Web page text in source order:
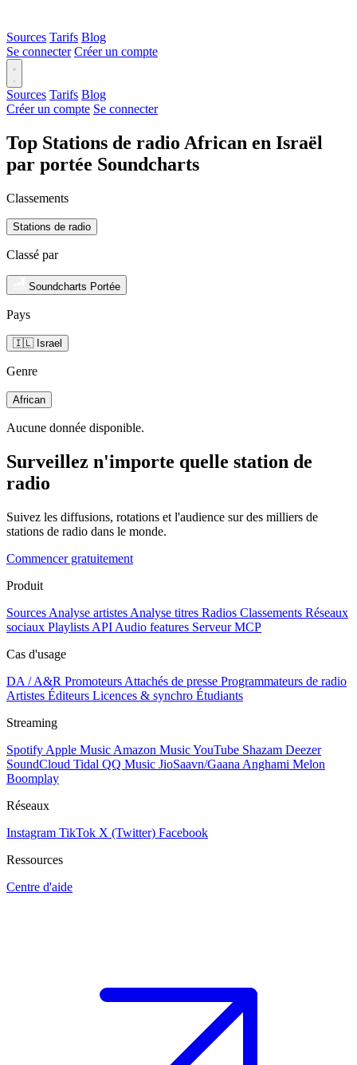
Sources Tarifs Blog
Se connecter Créer un compte
Sources Tarifs Blog
Créer un compte Se connecter
Top Stations de radio African en Israël
par portée Soundcharts
Classements
Stations de radio
Classé par
Soundcharts Portée
Pays
🇮🇱 Israel
Genre
African
Aucune donnée disponible.
Surveillez n'importe quelle station de
radio
Suivez les diffusions, rotations et l'audience sur des milliers de
stations de radio dans le monde.
Commencer gratuitement
Produit
Sources Analyse artistes Analyse titres Radios Classements Réseaux
sociaux Playlists API Audio features Serveur MCP
Cas d'usage
DA / A&R Promoteurs Attachés de presse Programmateurs de radio
Artistes Éditeurs Licences & synchro Étudiants
Streaming
Spotify Apple Music Amazon MusicYouTube Shazam Deezer
SoundCloud Tidal QQ Music JioSaavn/Gaana Anghami Melon
Boomplay
Réseaux
Instagram TikTok X (Twitter) Facebook
Ressources
Centre d'aide